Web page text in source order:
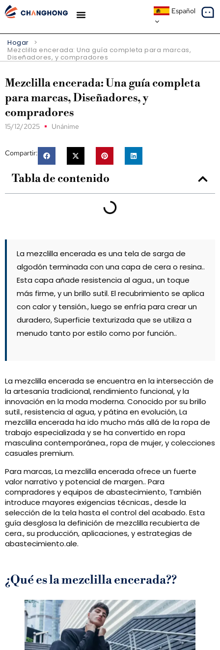
Español
Hogar >
Mezclilla encerada: Una guía completa para marcas,
Diseñadores, y compradores
Mezclilla encerada: Una guía completa
para marcas, Diseñadores, y
compradores
15/12/2025 Unánime
Compartir:
Tabla de contenido
La mezclilla encerada es una tela de sarga de
algodón terminada con una capa de cera o resina..
Esta capa añade resistencia al agua., un toque
más firme, y un brillo sutil. El recubrimiento se aplica
con calor y tensión., luego se enfría para crear un
duradero, Superficie texturizada que se utiliza a
menudo tanto por estilo como por función..
La mezclilla encerada se encuentra en la intersección de
la artesanía tradicional, rendimiento funcional, y la
innovación en la moda moderna. Conocido por su brillo
sutil., resistencia al agua, y pátina en evolución, La
mezclilla encerada ha ido mucho más allá de la ropa de
trabajo especializada y se ha convertido en ropa
masculina contemporánea., ropa de mujer, y colecciones
casuales premium.
Para marcas, La mezclilla encerada ofrece un fuerte
valor narrativo y potencial de margen.. Para
compradores y equipos de abastecimiento, También
introduce mayores exigencias técnicas., desde la
selección de la tela hasta el control del acabado. Esta
guía desglosa la definición de mezclilla recubierta de
cera., su producción, aplicaciones, y estrategias de
abastecimiento.ale.
¿Qué es la mezclilla encerada??